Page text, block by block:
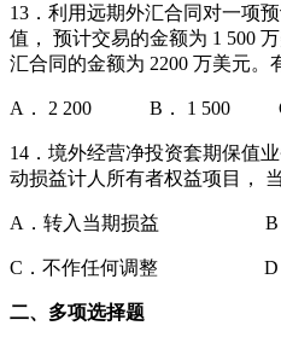
13．利用远期外汇合同对一项
值， 预计交易的金额为 1 500
汇合同的金额为 2200 万美元。
A． 2 200 B． 1 500 C
14．境外经营净投资套期保值
动损益计人所有者权益项目，
A．转入当期损益 B．调
C．不作任何调整 D．调
二、多项选择题